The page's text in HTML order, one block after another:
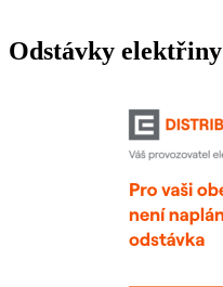
Odstávky elektřiny